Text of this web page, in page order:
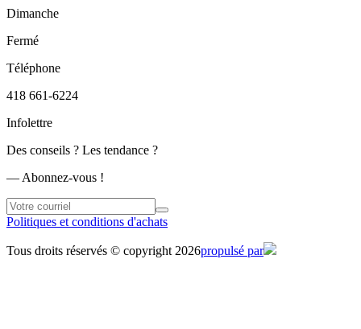
Dimanche
Fermé
Téléphone
418 661-6224
Infolettre
Des conseils ? Les tendance ?
― Abonnez-vous !
Politiques et conditions d'achats
Tous droits réservés © copyright 2026propulsé par